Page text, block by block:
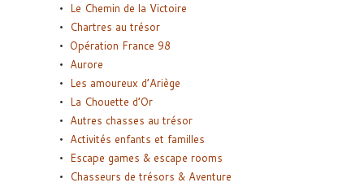
Le Chemin de la Victoire
Chartres au trésor
Opération France 98
Aurore
Les amoureux d’Ariège
La Chouette d’Or
Autres chasses au trésor
Activités enfants et familles
Escape games & escape rooms
Chasseurs de trésors & Aventure